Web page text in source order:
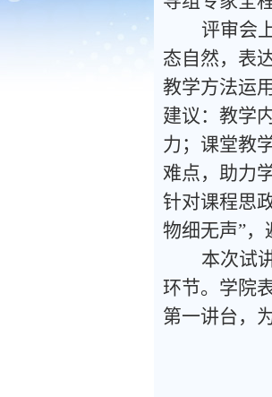
评审会
态自然，表
教学方法运
建议：教学
力；课堂教
难点，助力
针对课程思
物细无声”，
本次试
环节。学院
第一讲台，